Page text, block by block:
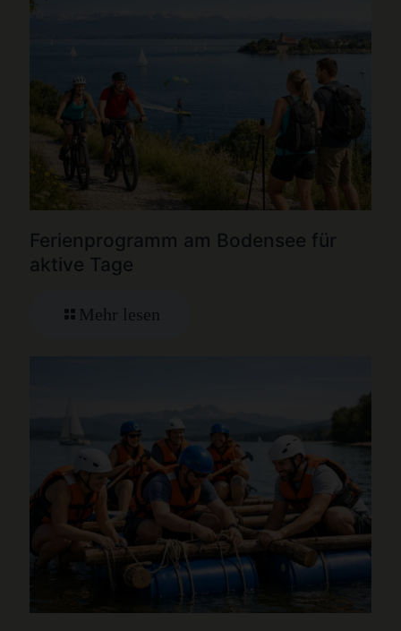
Ferienprogramm am Bodensee für
aktive Tage
Mehr lesen